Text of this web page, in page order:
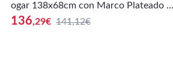
ogar 138x68cm con Marco Plateado y
Cristal de Resina
136,29€ 141,12€